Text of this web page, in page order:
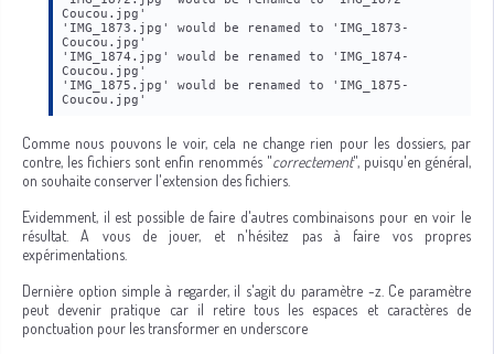
Coucou.jpg'
'IMG_1873.jpg' would be renamed to 'IMG_1873-
Coucou.jpg'
'IMG_1874.jpg' would be renamed to 'IMG_1874-
Coucou.jpg'
'IMG_1875.jpg' would be renamed to 'IMG_1875-
Coucou.jpg'
Comme nous pouvons le voir, cela ne change rien pour les dossiers, par
contre, les fichiers sont enfin renommés "correctement", puisqu'en général,
on souhaite conserver l'extension des fichiers.
Evidemment, il est possible de faire d'autres combinaisons pour en voir le
résultat. A vous de jouer, et n'hésitez pas à faire vos propres
expérimentations.
Dernière option simple à regarder, il s'agit du paramètre -z. Ce paramètre
peut devenir pratique car il retire tous les espaces et caractères de
ponctuation pour les transformer en underscore